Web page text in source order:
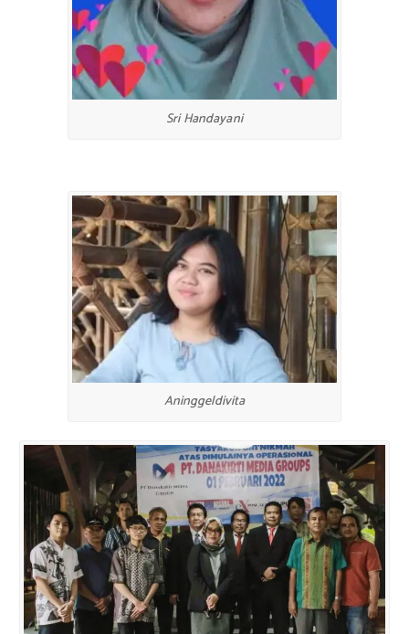
Sri Handayani
Aninggeldivita